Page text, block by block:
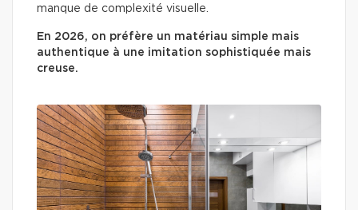
manque de complexité visuelle.
En 2026, on préfère un matériau simple mais
authentique à une imitation sophistiquée mais
creuse.